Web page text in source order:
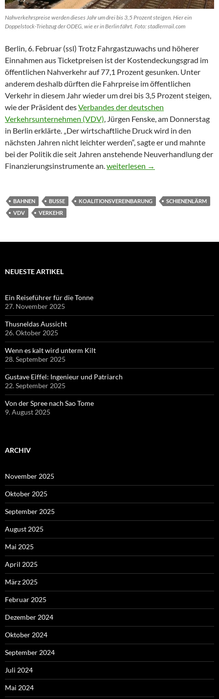
Nahverkehrspreise werden dieses Jahr um drei bis 3,5 Prozent steigen. Hier ein
Doppelstock-Triebzug der ODEG, wie er in Berlin fährt. Foto: stadlerrrail.com
Berlin, 6. Februar (ssl) Trotz Fahrgastzuwachs und höherer
Einnahmen aus Ticketpreisen ist der Kostendeckungsgrad im
öffentlichen Nahverkehr auf 77,1 Prozent gesunken. Unter
anderem deshalb dürften die Fahrpreise im öffentlichen
Verkehr in diesem Jahr wieder um drei bis 3,5 Prozent steigen,
wie der Präsident desVerbandes der deutschen
Verkehrsunternehmen (VDV), Jürgen Fenske, am Donnerstag
in Berlin erklärte. „Der wirtschaftliche Druck wird in den
nächsten Jahren nicht leichter werden“, sagte er und mahnte
bei der Politik die seit Jahren anstehende Neuverhandlung der
Finanzierungsinstrumente an.Tickets für Busse und Bahnen
weiterlesen →
BAHNEN BUSSE KOALITIONSVEREINBARUNG
SCHIENENLÄRM
VDV
VERKEHR
NEUESTE ARTIKEL
Ein Reiseführer für die Tonne
27. November 2025
Thusneldas Aussicht
26. Oktober 2025
Wenn es kalt wird unterm Kilt
28. September 2025
Gustave Eiffel: Ingenieur und Patriarch
22. September 2025
Von der Spree nach Sao Tome
9. August 2025
ARCHIV
November 2025
Oktober 2025
September 2025
August 2025
Mai 2025
April 2025
März 2025
Februar 2025
Dezember 2024
Oktober 2024
September 2024
Juli 2024
Mai 2024